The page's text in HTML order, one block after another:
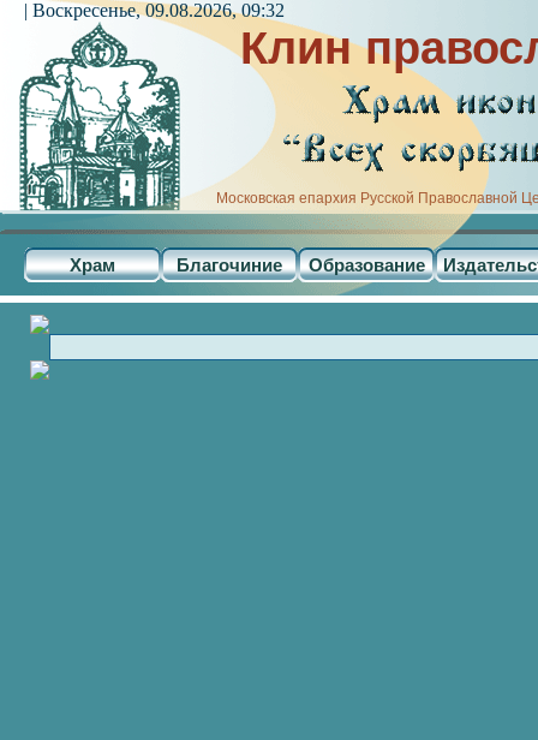
Клин
Московская епархия Русской Православной
Храм Благочиние Образование
| Воскресенье, 09.08.2026, 09:32